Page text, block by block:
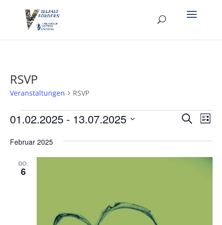
RSVP
Veranstaltungen RSVP
Veranstaltungen
und
SucheListe
01.02.2025 - 13.07.2025
wählen.
Februar 2025
DO.
6